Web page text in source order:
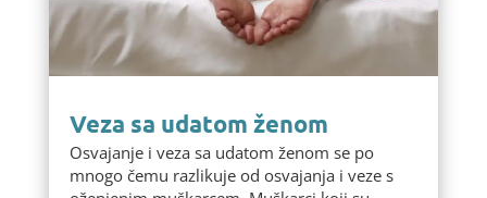
Veza sa udatom ženom
Osvajanje i veza sa udatom ženom se po
mnogo čemu razlikuje od osvajanja i veze s